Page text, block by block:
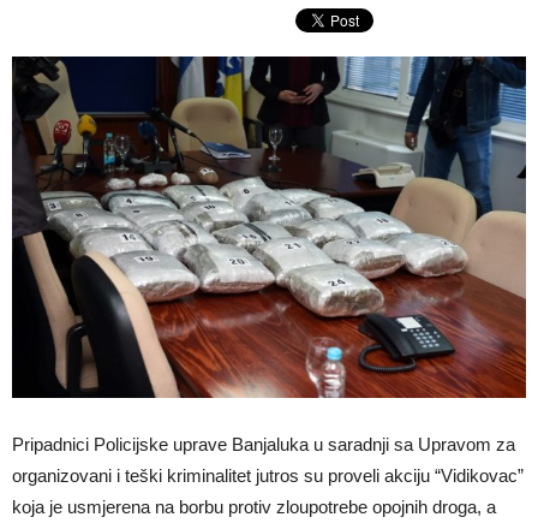
Pripadnici Policijske uprave Banjaluka u saradnji sa Upravom za
organizovani i teški kriminalitet jutros su proveli akciju “Vidikovac”
koja je usmjerena na borbu protiv zloupotrebe opojnih droga, a